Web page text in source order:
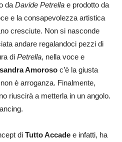
da Davide Petrella e prodotto da
e la consapevolezza artistica
cresciute. Non si nasconde
andare regalandoci pezzi di
di Petrella, nella voce e
Amoroso c’è la giusta
è arroganza. Finalmente,
riuscirà a metterla in un angolo.
di Tutto Accade e infatti, ha